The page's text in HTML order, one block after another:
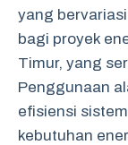
yang
bagi proyek
Timur, yang
Penggunaan
efisiensi
kebutuhan